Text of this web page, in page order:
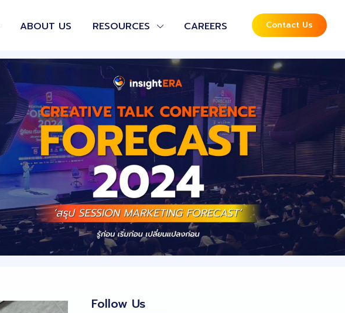
ABOUT US RESOURCES CAREERS Contact Us
Follow Us